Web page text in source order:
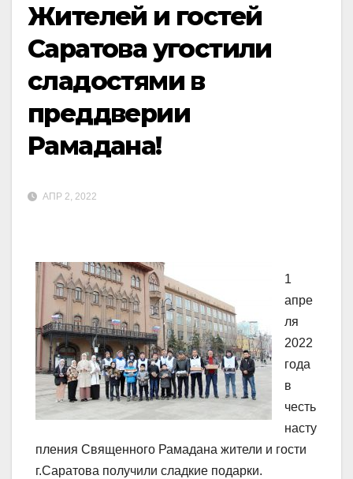
Жителей и гостей
Саратова угостили
сладостями в
преддверии
Рамадана!
АПР 2, 2022
1
апре
ля
2022
года
в
честь
насту
пления Священного Рамадана жители и гости
г.Саратова получили сладкие подарки.